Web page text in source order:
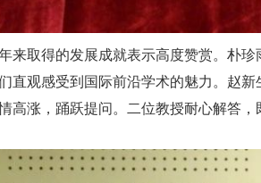
来取得的发展成就表示高度赞赏。朴
直观感受到国际前沿学术的魅力。赵
涨，踊跃提问。二位教授耐心解答